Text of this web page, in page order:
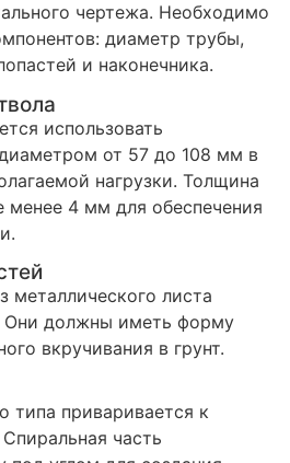
чертежа. Необходимо
диаметр трубы,
и наконечника.
использовать
от 57 до 108 мм в
нагрузки. Толщина
менее 4 мм для обеспечения
металлического листа
должны иметь форму
вкручивания в грунт.
типа приваривается к
часть